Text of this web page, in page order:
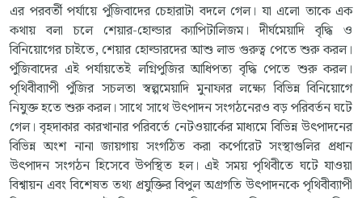
এর পরবর্তী পর্যায়ে পুঁজিবাদের চেহারাটা বদলে গেল। যা এলো তাকে এক
কথায় বলা চলে শেয়ার-হোল্ডার ক্যাপিটালিজম। দীর্ঘমেয়াদি বৃদ্ধি ও
বিনিয়োগের চাইতে, শেয়ার হোল্ডারদের আশু লাভ গুরুত্ব পেতে শুরু করল।
পুঁজিবাদের এই পর্যায়তেই লগ্নিপুজির আধিপত্য বৃদ্ধি পেতে শুরু করল।
পৃথিবীব্যাপী পুঁজির সচলতা স্বল্পমেয়াদি মুনাফার লক্ষ্যে বিভিন্ন বিনিয়োগে
নিযুক্ত হতে শুরু করল। সাথে সাথে উৎপাদন সংগঠনেরও বড় পরিবর্তন ঘটে
গেল। বৃহদাকার কারখানার পরিবর্তে নেটওয়ার্কের মাধ্যমে বিভিন্ন উৎপাদনের
বিভিন্ন অংশ নানা জায়গায় সংগঠিত করা কর্পোরেট সংস্থাগুলির প্রধান
উৎপাদন সংগঠন হিসেবে উপস্থিত হল। এই সময় পৃথিবীতে ঘটে যাওয়া
বিশ্বায়ন এবং বিশেষত তথ্য প্রযুক্তির বিপুল অগ্রগতি উৎপাদনকে পৃথিবীব্যাপী